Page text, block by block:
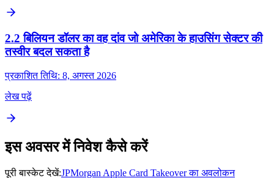
2.2 बिलियन डॉलर का वह दांव जो अमेरिका के हाउसिंग सेक्टर की
तस्वीर बदल सकता है
प्रकाशित तिथि: 8, अगस्त 2026
लेख पढ़ें
इस अवसर में निवेश कैसे करें
पूरी बास्केट देखें:JPMorgan Apple Card Takeover का अवलोकन